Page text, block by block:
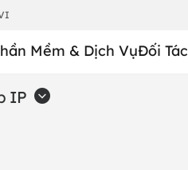
Mềm & Dịch VụĐối Tác
IP